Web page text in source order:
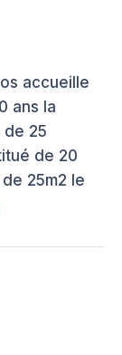
accueille
ans la
25
de 20
25m2 le